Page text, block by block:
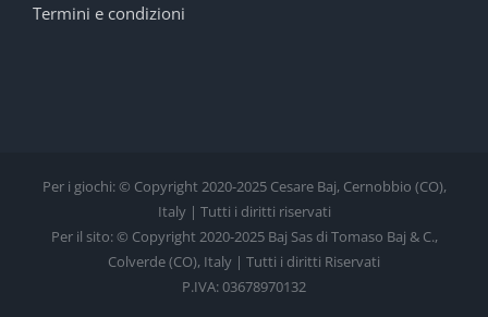
Termini e condizioni
Per i giochi: © Copyright 2020-2025 Cesare Baj, Cernobbio (CO),
Italy | Tutti i diritti riservati
Per il sito: © Copyright 2020-2025 Baj Sas di Tomaso Baj & C.,
Colverde (CO), Italy | Tutti i diritti Riservati
P.IVA: 03678970132